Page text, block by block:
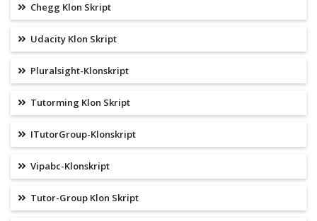
Chegg Klon Skript
Udacity Klon Skript
Pluralsight-Klonskript
Tutorming Klon Skript
ITutorGroup-Klonskript
Vipabc-Klonskript
Tutor-Group Klon Skript